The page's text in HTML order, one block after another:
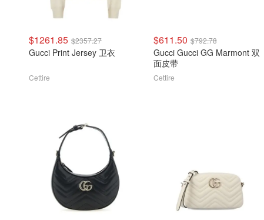
$1261.85 $2357.27
Gucci Print Jersey 卫衣
Cettire
$611.50 $792.78
Gucci Gucci GG Marmont 双
面皮带
Cettire